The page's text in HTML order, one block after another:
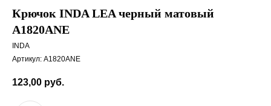
Крючок INDA LEA черный матовый
A1820ANE
INDA
Артикул: A1820ANE
123,00 руб.